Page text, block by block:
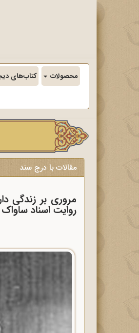
محصولات کتاب‌های
مقالات با درج سند
مروری بر زندگی
روایت اسناد ساواک